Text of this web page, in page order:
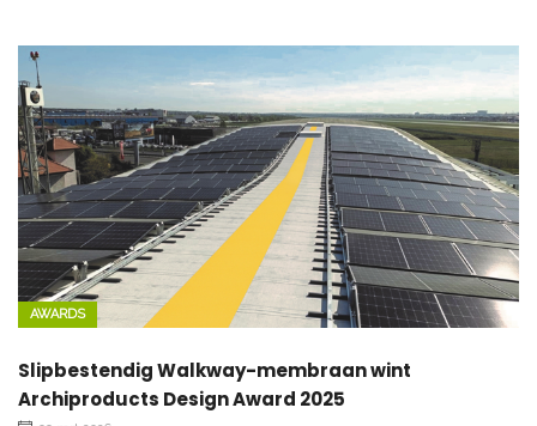
AWARDS
Slipbestendig Walkway-membraan wint
Archiproducts Design Award 2025